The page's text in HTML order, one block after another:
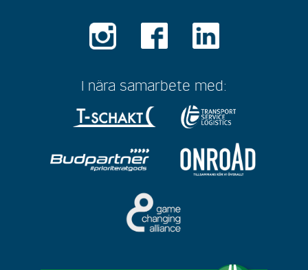
I nära samarbete med: